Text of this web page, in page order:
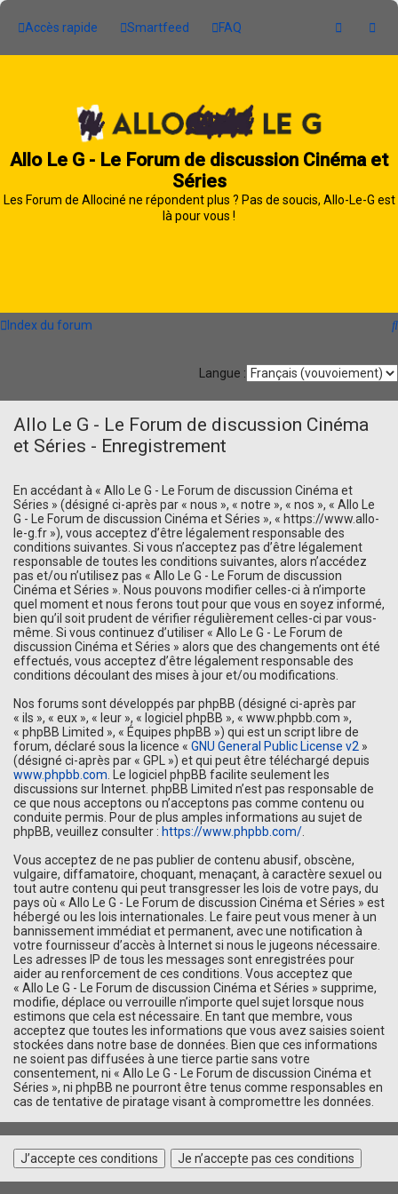
Accès rapide Smartfeed FAQ
Allo Le G - Le Forum de discussion Cinéma et
Séries
Les Forum de Allociné ne répondent plus ? Pas de soucis, Allo-Le-G est
là pour vous !
Index du forum
Langue :
Allo Le G - Le Forum de discussion Cinéma
et Séries - Enregistrement
En accédant à « Allo Le G - Le Forum de discussion Cinéma et
Séries » (désigné ci-après par « nous », « notre », « nos », « Allo Le
G - Le Forum de discussion Cinéma et Séries », « https://www.allo-
le-g.fr »), vous acceptez d’être légalement responsable des
conditions suivantes. Si vous n’acceptez pas d’être légalement
responsable de toutes les conditions suivantes, alors n’accédez
pas et/ou n’utilisez pas « Allo Le G - Le Forum de discussion
Cinéma et Séries ». Nous pouvons modifier celles-ci à n’importe
quel moment et nous ferons tout pour que vous en soyez informé,
bien qu’il soit prudent de vérifier régulièrement celles-ci par vous-
même. Si vous continuez d’utiliser « Allo Le G - Le Forum de
discussion Cinéma et Séries » alors que des changements ont été
effectués, vous acceptez d’être légalement responsable des
conditions découlant des mises à jour et/ou modifications.
Nos forums sont développés par phpBB (désigné ci-après par
« ils », « eux », « leur », « logiciel phpBB », « www.phpbb.com »,
« phpBB Limited », « Équipes phpBB ») qui est un script libre de
forum, déclaré sous la licence « GNU General Public License v2 »
(désigné ci-après par « GPL ») et qui peut être téléchargé depuis
www.phpbb.com . Le logiciel phpBB facilite seulement les
discussions sur Internet. phpBB Limited n’est pas responsable de
ce que nous acceptons ou n’acceptons pas comme contenu ou
conduite permis. Pour de plus amples informations au sujet de
phpBB, veuillez consulter : https://www.phpbb.com/
Vous acceptez de ne pas publier de contenu abusif, obscène,
vulgaire, diffamatoire, choquant, menaçant, à caractère sexuel ou
tout autre contenu qui peut transgresser les lois de votre pays, du
pays où « Allo Le G - Le Forum de discussion Cinéma et Séries » est
hébergé ou les lois internationales. Le faire peut vous mener à un
bannissement immédiat et permanent, avec une notification à
votre fournisseur d’accès à Internet si nous le jugeons nécessaire.
Les adresses IP de tous les messages sont enregistrées pour
aider au renforcement de ces conditions. Vous acceptez que
« Allo Le G - Le Forum de discussion Cinéma et Séries » supprime,
modifie, déplace ou verrouille n’importe quel sujet lorsque nous
estimons que cela est nécessaire. En tant que membre, vous
acceptez que toutes les informations que vous avez saisies soient
stockées dans notre base de données. Bien que ces informations
ne soient pas diffusées à une tierce partie sans votre
consentement, ni « Allo Le G - Le Forum de discussion Cinéma et
Séries », ni phpBB ne pourront être tenus comme responsables en
cas de tentative de piratage visant à compromettre les données.